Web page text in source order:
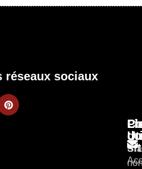
réseaux sociaux
du